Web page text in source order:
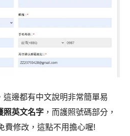
這邊都有中文說明非常簡單易
照英文名字 ，而護照號碼部分，
費修改，這點不用擔心喔!